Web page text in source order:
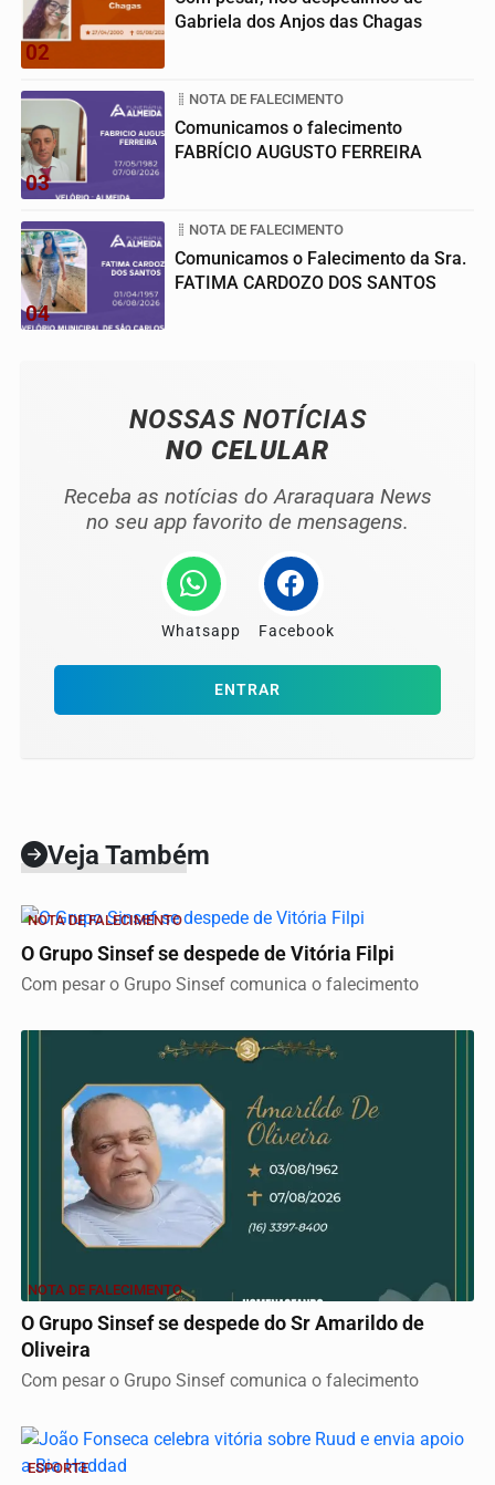
02
Gabriela dos Anjos das Chagas
03
NOTA DE FALECIMENTO
Comunicamos o falecimento
FABRÍCIO AUGUSTO FERREIRA
04
NOTA DE FALECIMENTO
Comunicamos o Falecimento da Sra.
FATIMA CARDOZO DOS SANTOS
NOSSAS NOTÍCIAS
NO CELULAR
Receba as notícias do Araraquara News
no seu app favorito de mensagens.
Whatsapp Facebook
ENTRAR
Veja Também
NOTA DE FALECIMENTO
O Grupo Sinsef se despede de Vitória Filpi
Com pesar o Grupo Sinsef comunica o falecimento
NOTA DE FALECIMENTO
O Grupo Sinsef se despede do Sr Amarildo de
Oliveira
Com pesar o Grupo Sinsef comunica o falecimento
ESPORTE